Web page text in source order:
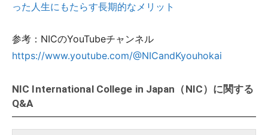
った人生にもたらす長期的なメリット
参考：NICのYouTubeチャンネル
https://www.youtube.com/@NICandKyouhokai
NIC International College in Japan（NIC）に関する
Q&A